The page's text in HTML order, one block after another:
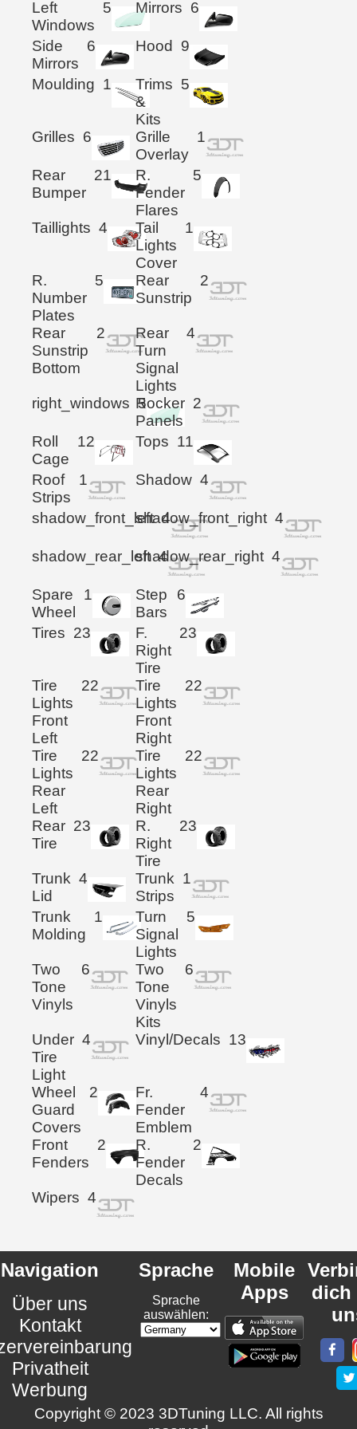
Left
Windows
5 Mirrors 6
Side
Mirrors
6 Hood 9
Moulding 1
Trims
&
Kits
5
Grilles 6
Grille
Overlay
1
Rear
Bumper
21
R.
Fender
Flares
5
Taillights 4
Tail
Lights
Cover
1
R.
Number
Plates
5
Rear
Sunstrip
2
Rear
Sunstrip
Bottom
2
Rear
Turn
Signal
Lights
4
right_windows 5
Rocker
Panels
2
Roll
Cage
12 Tops 11
Roof
Strips
1 Shadow 4
shadow_front_left 4
shadow_front_right 4
shadow_rear_left 4
shadow_rear_right 4
Spare
Wheel
1
Step
Bars
6
Tires 23
F.
Right
Tire
23
Tire
Lights
Front
Left
22
Tire
Lights
Front
Right
22
Tire
Lights
Rear
Left
22
Tire
Lights
Rear
Right
22
Rear
Tire
23
R.
Right
Tire
23
Trunk
Lid
4
Trunk
Strips
1
Trunk
Molding
1
Turn
Signal
Lights
5
Two
Tone
Vinyls
6
Two
Tone
Vinyls
Kits
6
Under
Tire
Light
4 Vinyl/Decals 13
Wheel
Guard
Covers
2
Fr.
Fender
Emblem
4
Front
Fenders
2
R.
Fender
Decals
2
Wipers 4
Navigation
Über uns
Kontakt
Privatheit
Werbung
Sprache
Sprache
auswählen:
Mobile
Apps
dich
Copyright © 2023 3DTuning LLC. All rights